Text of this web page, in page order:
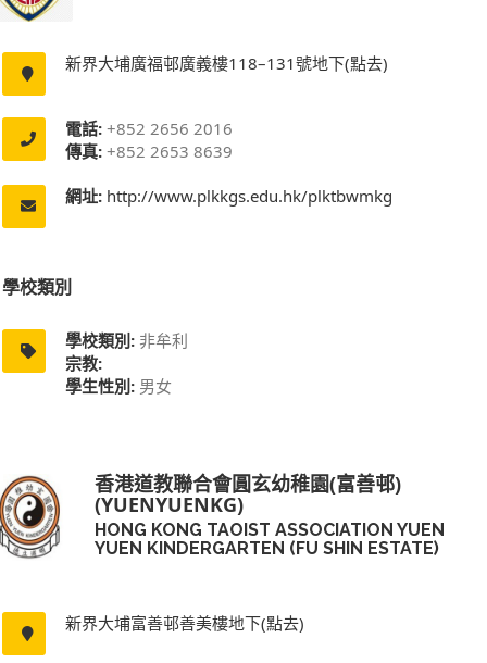
新界大埔廣福邨廣義樓118–131號地下(點去)
電話: +852 2656 2016
傳真: +852 2653 8639
網址: http://www.plkkgs.edu.hk/plktbwmkg
學校類別
學校類別: 非牟利
宗教:
學生性別: 男女
香港道教聯合會圓玄幼稚園(富善邨)
(YUENYUENKG)
HONG KONG TAOIST ASSOCIATION YUEN
YUEN KINDERGARTEN (FU SHIN ESTATE)
新界大埔富善邨善美樓地下(點去)